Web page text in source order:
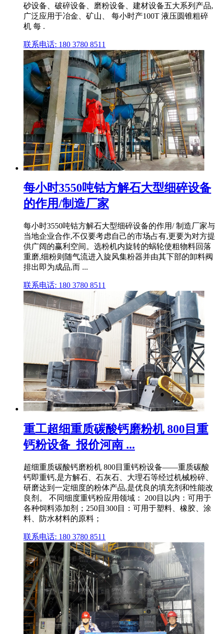
砂设备、破碎设备、磨粉设备、建材设备五大系列产品,
广泛应用于冶金、矿山、 每小时产100T 液压圆锥粗碎
机 每 .
联系电话: 180 3780 8511
每小时3550吨钴方解石大型细碎设备
的作用/制造厂家
每小时3550吨钴方解石大型细碎设备的作用/ 制造厂家与
当地企业合作,不仅要考虑自己的市场占有,更要为对方提
供广阔的赢利空间。选粉机内旋转的蜗轮使粗物料回落
重磨,细粉则随气流进入旋风集粉器并由其下部的卸料阀
排出即为成品,而 ...
联系电话: 180 3780 8511
重工超细重质碳酸钙磨粉机 800目重
钙粉设备_报价河南 ...
超细重质碳酸钙磨粉机 800目重钙粉设备——重质碳酸
钙即重钙,是方解石、石灰石、大理石等经过机械粉碎、
研磨达到一定细度的粉体产品,是优良的填充剂和性能改
良剂。 不同细度重钙粉应用领域： 200目以内：可用于
各种饲料添加剂；250目300目：可用于塑料、橡胶、涂
料、防水材料的原料；
联系电话: 180 3780 8511